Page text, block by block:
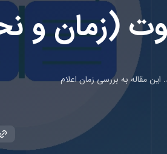
(زمان و
مقاله به بررسی زمان اعلام